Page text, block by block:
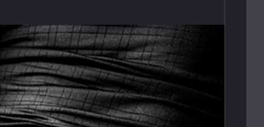
ADRESA
Opletalova 9
Praha 1, 110 00
E-SHOP
Obchodní podmínky